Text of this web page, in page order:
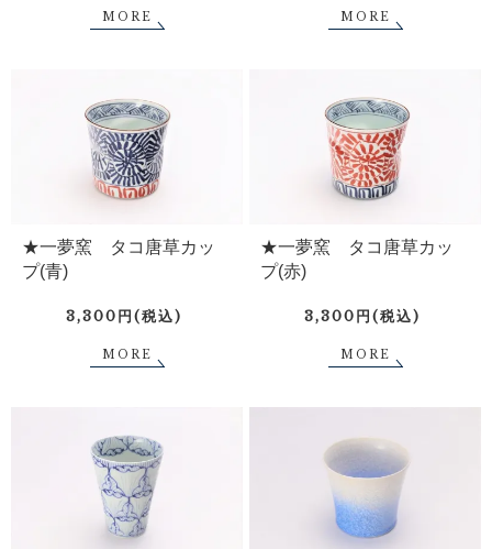
MORE MORE
★一夢窯 タコ唐草カッ
プ(青)
3,300円(税込)
MORE
★一夢窯 タコ唐草カッ
プ(赤)
3,300円(税込)
MORE